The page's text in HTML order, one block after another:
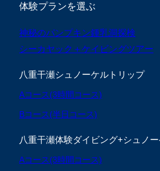
体験プランを選ぶ
神秘のパンプキン鍾乳洞探検
シーカヤック＋ケイビングツアー
八重干瀬シュノーケルトリップ
Aコース(3時間コース)
Bコース(半日コース)
八重干瀬体験ダイビング+シュノ
Aコース(3時間コース)